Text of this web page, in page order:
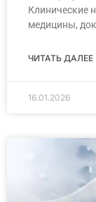
Клинические
медицины,
ЧИТАТЬ ДАЛЕЕ
16.01.2026